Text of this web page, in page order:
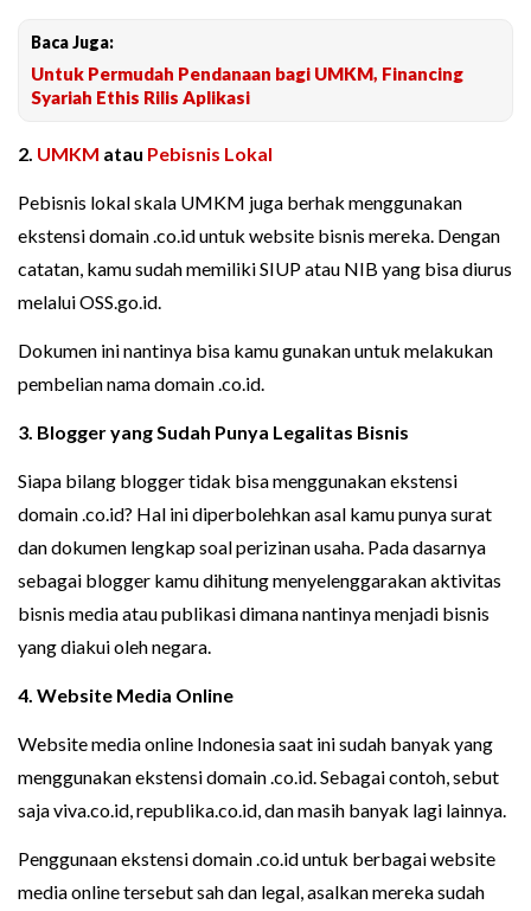
Baca Juga:
Untuk Permudah Pendanaan bagi UMKM, Financing
Syariah Ethis Rilis Aplikasi
2. UMKM atau Pebisnis Lokal
Pebisnis lokal skala UMKM juga berhak menggunakan
ekstensi domain .co.id untuk website bisnis mereka. Dengan
catatan, kamu sudah memiliki SIUP atau NIB yang bisa diurus
melalui OSS.go.id.
Dokumen ini nantinya bisa kamu gunakan untuk melakukan
pembelian nama domain .co.id.
3. Blogger yang Sudah Punya Legalitas Bisnis
Siapa bilang blogger tidak bisa menggunakan ekstensi
domain .co.id? Hal ini diperbolehkan asal kamu punya surat
dan dokumen lengkap soal perizinan usaha. Pada dasarnya
sebagai blogger kamu dihitung menyelenggarakan aktivitas
bisnis media atau publikasi dimana nantinya menjadi bisnis
yang diakui oleh negara.
4. Website Media Online
Website media online Indonesia saat ini sudah banyak yang
menggunakan ekstensi domain .co.id. Sebagai contoh, sebut
saja viva.co.id, republika.co.id, dan masih banyak lagi lainnya.
Penggunaan ekstensi domain .co.id untuk berbagai website
media online tersebut sah dan legal, asalkan mereka sudah